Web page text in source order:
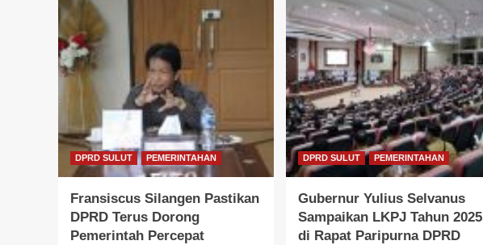
DPRD SULUT PEMERINTAHAN
Fransiscus Silangen Pastikan
DPRD Terus Dorong
Pemerintah Percepat
DPRD SULUT PEMERINTAHAN
Gubernur Yulius Selvanus
Sampaikan LKPJ Tahun 2025
di Rapat Paripurna DPRD